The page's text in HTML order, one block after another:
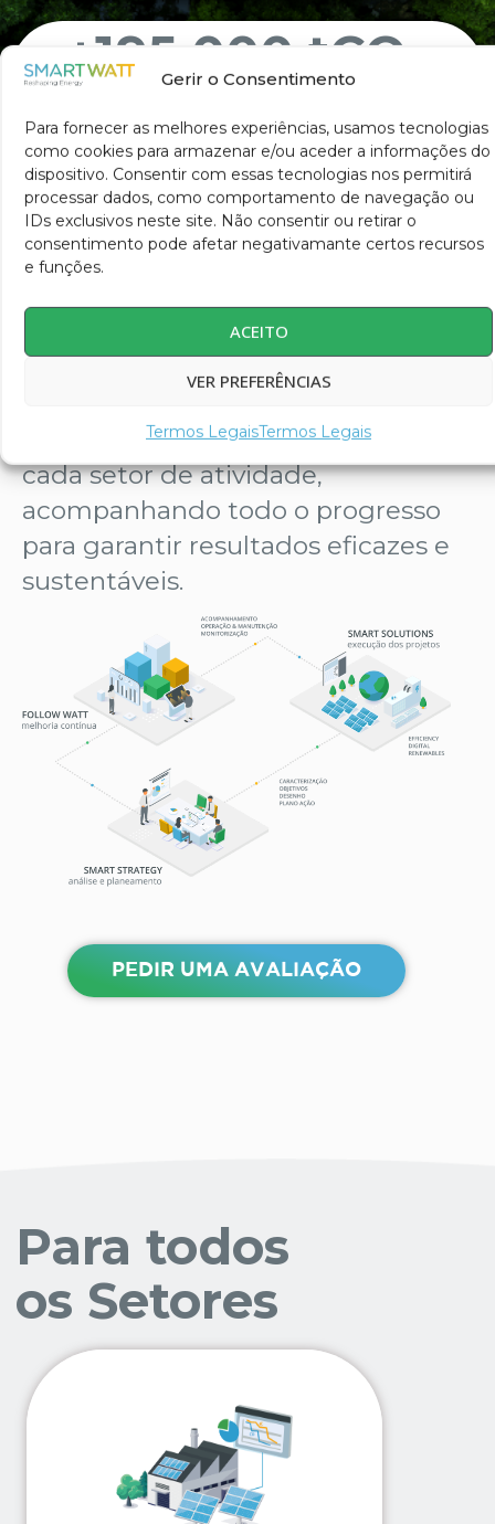
Gerir o Consentimento
Para fornecer as melhores experiências, usamos tecnologias
como cookies para armazenar e/ou aceder a informações do
dispositivo. Consentir com essas tecnologias nos permitirá
processar dados, como comportamento de navegação ou
IDs exclusivos neste site. Não consentir ou retirar o
consentimento pode afetar negativamante certos recursos
e funções.
ACEITO
VER PREFERÊNCIAS
Termos LegaisTermos Legais
+195 000 tCO
Como ajudamos
as empresas a
descarbonizar e a
gerir a energia?
personalizadas e inovadoras para
cada setor de atividade,
acompanhando todo o progresso
para garantir resultados eficazes e
sustentáveis.
PEDIR UMA AVALIAÇÃO
Para todos
os Setores
Alimentar e Bebidas
Têxtil e Vestuário
Automóvel
Cerâmica e Vidro